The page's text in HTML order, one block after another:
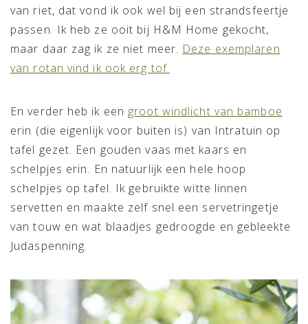
van riet, dat vond ik ook wel bij een strandsfeertje
passen. Ik heb ze ooit bij H&M Home gekocht,
maar daar zag ik ze niet meer. Deze exemplaren
van rotan vind ik ook erg tof.
En verder heb ik een groot windlicht van bamboe
erin (die eigenlijk voor buiten is) van Intratuin op
tafel gezet. Een gouden vaas met kaars en
schelpjes erin. En natuurlijk een hele hoop
schelpjes op tafel. Ik gebruikte witte linnen
servetten en maakte zelf snel een servetringetje
van touw en wat blaadjes gedroogde en gebleekte
Judaspenning.